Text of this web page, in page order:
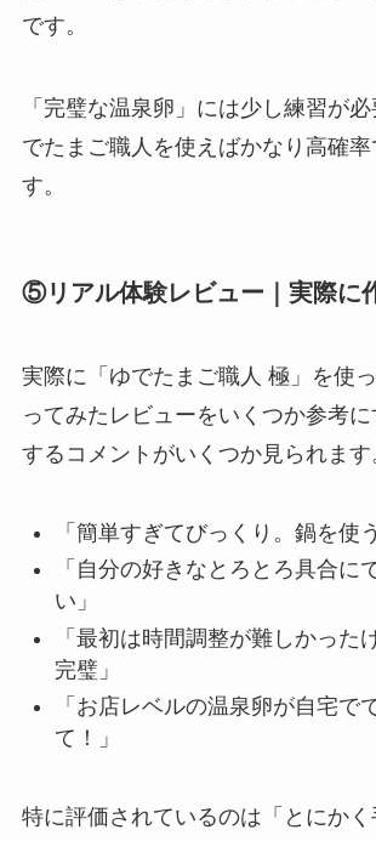
です。
「完璧な温泉卵」には少し練習が
でたまご職人を使えばかなり高確率
す。
⑤リアル体験レビュー｜実際に
実際に「ゆでたまご職人 極」を使
ってみたレビューをいくつか参考
するコメントがいくつか見られます
「簡単すぎてびっくり。鍋を使
「自分の好きなとろとろ具合に
い」
「最初は時間調整が難しかった
完璧」
「お店レベルの温泉卵が自宅で
て！」
特に評価されているのは「とにかく